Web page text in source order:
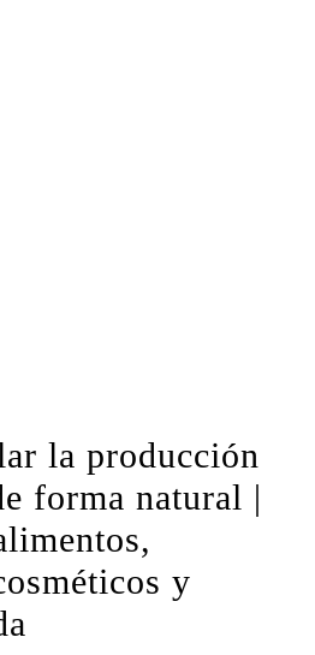
la producción
forma natural |
y